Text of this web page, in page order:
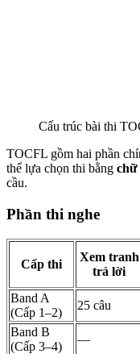
Cấu trúc bài thi
TOCFL gồm hai phần
thể lựa chọn thi bằng chữ
cầu.
Phần thi nghe
Cấp thi
Xem tranh
trả lời
Band A
(Cấp 1–2)
25 câu
Band B
(Cấp 3–4)
—